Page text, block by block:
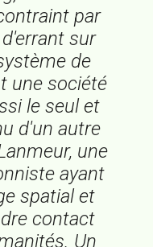
par
sur
de
une société
le seul et
d'un autre
une
ayant
spatial et
contact
Un